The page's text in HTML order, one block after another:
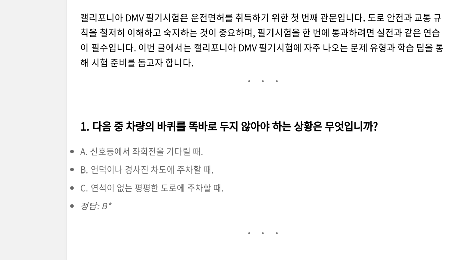
캘리포니아 DMV 필기시험은 운전면허를 취득하기 위한 첫 번째 관문입니다. 도로 안전과 교통 규
칙을 철저히 이해하고 숙지하는 것이 중요하며, 필기시험을 한 번에 통과하려면 실전과 같은 연습
이 필수입니다. 이번 글에서는 캘리포니아 DMV 필기시험에 자주 나오는 문제 유형과 학습 팁을 통
해 시험 준비를 돕고자 합니다.
1. 다음 중 차량의 바퀴를 똑바로 두지 않아야 하는 상황은 무엇입니까?
A. 신호등에서 좌회전을 기다릴 때.
B. 언덕이나 경사진 차도에 주차할 때.
C. 연석이 없는 평평한 도로에 주차할 때.
정답: B*